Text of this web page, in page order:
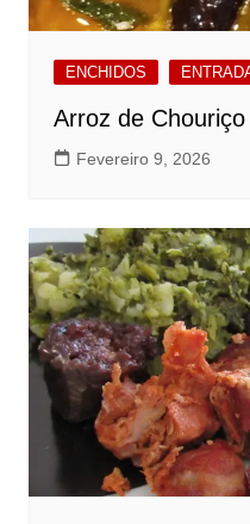
ENCHIDOS
Arroz de
Fevereiro 9, 2026